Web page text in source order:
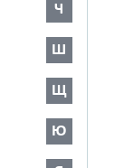
Ч
Ш
Щ
Ю